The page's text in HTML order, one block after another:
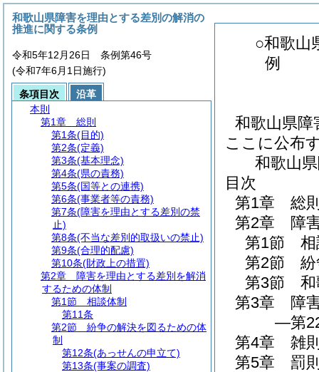
○和歌山
例
和歌山県
ここに公布
和歌山
目次
第1章
総
第2章
障
第1節
第2節
第3節
第3章
障
―第
第4章
雑
第5章
罰
和歌山県障害を理由とする差別の解消の
推進に関する条例
令和5年12月26日 条例第46号
(令和7年6月1日施行)
条項目次
沿革
本則
第1章
総則
第1条(目的)
第2条(定義)
第3条(基本理念)
第4条(県の責務)
第5条(国等との連携)
第6条(事業者等の責務)
第7条(障害を理由とする差別の禁
止)
第8条(不当な差別的取扱いの禁止)
第9条(合理的配慮)
第10条(財政上の措置)
第2章
障害を理由とする差別を解消
するための体制
第1節
相談体制
第11条
第2節
紛争の解決を図るための体
制
第12条(あっせんの申立て)
第13条(事案の調査)